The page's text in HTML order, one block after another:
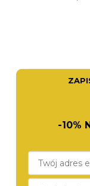
CITIZEN
BM7108-81L
980,-
-10%